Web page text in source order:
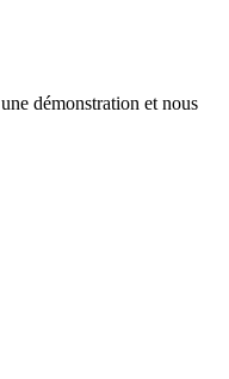
démonstration et nous